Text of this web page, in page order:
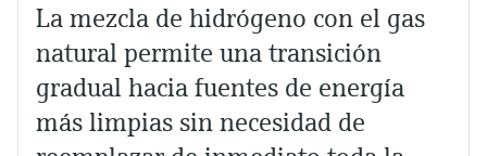
La mezcla de hidrógeno con el gas
natural permite una transición
gradual hacia fuentes de energía
más limpias sin necesidad de